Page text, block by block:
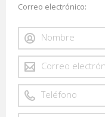
Correo electrónico